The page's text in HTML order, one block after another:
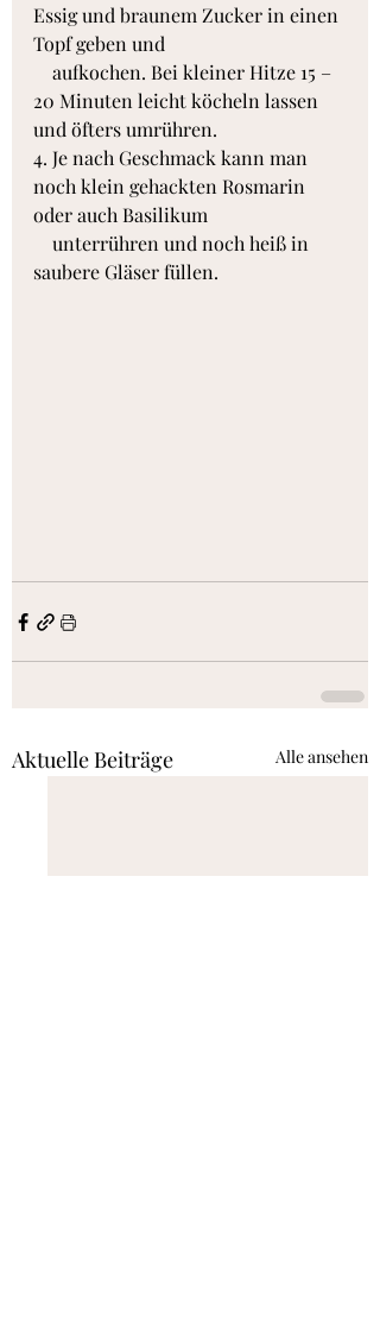
Essig und braunem Zucker in einen
Topf geben und
20 Minuten leicht köcheln lassen
und öfters umrühren.
4. Je nach Geschmack kann man
noch klein gehackten Rosmarin
oder auch Basilikum
saubere Gläser füllen.
Aktuelle Beiträge Alle ansehen